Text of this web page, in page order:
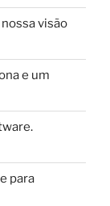
visão
e um
para